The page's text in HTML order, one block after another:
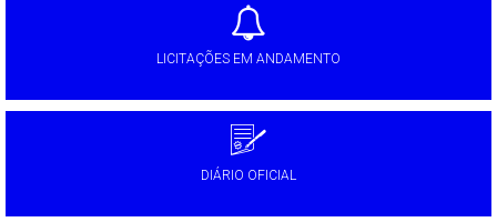
LICITAÇÕES EM ANDAMENTO
DIÁRIO OFICIAL